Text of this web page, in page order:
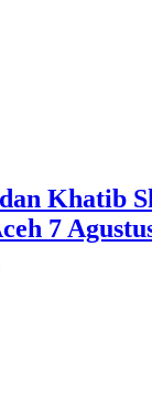
Khatib
7